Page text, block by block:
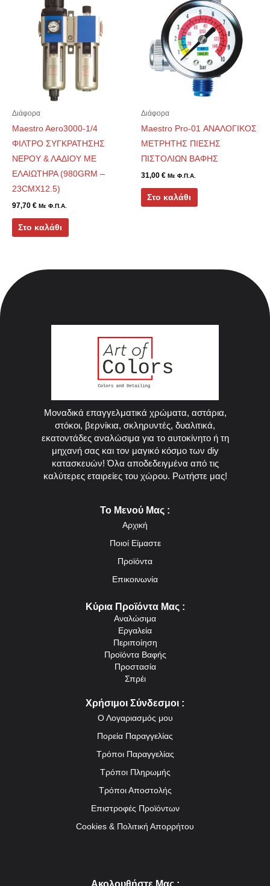
Διάφορα
Maestro Aero3000-1/4
ΦΙΛΤΡΟ ΣΥΓΚΡΑΤΗΣΗΣ
ΝΕΡΟΥ & ΛΑΔΙΟΥ ΜΕ
ΕΛΑΙΩΤΗΡΑ (980GRM –
23CMX12.5)
97,70 € Με Φ.Π.Α.
Στο καλάθι
Διάφορα
Maestro Pro-01 ΑΝΑΛΟΓΙΚΟΣ
ΜΕΤΡΗΤΗΣ ΠΙΕΣΗΣ
ΠΙΣΤΟΛΙΩΝ ΒΑΦΗΣ
31,00 € Με Φ.Π.Α.
Στο καλάθι
Μοναδικά επαγγελματικά χρώματα, αστάρια,
στόκοι, βερνίκια, σκληρυντές, δυαλιτικά,
εκατοντάδες αναλώσιμα για το αυτοκίνητο ή τη
μηχανή σας και τον μαγικό κόσμο των diy
κατασκευών! Όλα αποδεδειγμένα από τις
καλύτερες εταιρείες του χώρου. Ρωτήστε μας!
Το Μενού Μας :
Αρχική
Ποιοί Είμαστε
Προϊόντα
Επικοινωνία
Κύρια Προϊόντα Μας :
Αναλώσιμα
Εργαλεία
Περιποίηση
Προϊόντα Βαφής
Προστασία
Σπρέι
Χρήσιμοι Σύνδεσμοι :
Ο Λογαριασμός μου
Πορεία Παραγγελίας
Τρόποι Παραγγελίας
Τρόποι Πληρωμής
Τρόποι Αποστολής
Επιστροφές Προϊόντων
Cookies & Πολιτική Απορρήτου
Ακολουθήστε Mας :